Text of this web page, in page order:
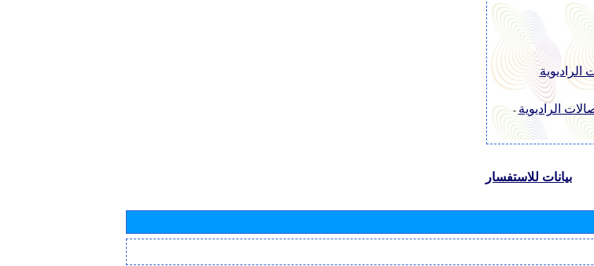
الراديوية
الراديوية -
بيانات للاستفسار